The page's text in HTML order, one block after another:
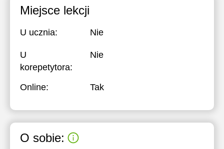
Miejsce lekcji
U ucznia: Nie
U
korepetytora:
Nie
Online: Tak
O sobie: